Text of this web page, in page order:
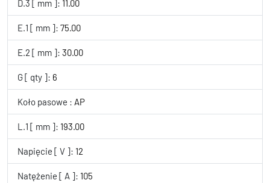
D.3 [ mm ]: 11.00
E.1 [ mm ]: 75.00
E.2 [ mm ]: 30.00
G [ qty ]: 6
Koło pasowe : AP
L.1 [ mm ]: 193.00
Napięcie [ V ]: 12
Natężenie [ A ]: 105